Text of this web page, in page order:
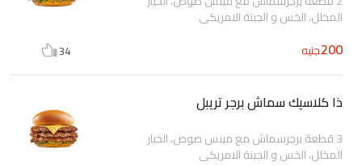
المخلل، الخس و الجبنة الامريكي
200جنيه 34
ذا كلاسيك سماش برجر تريبل
3 قطعة برجرسماش مع مينس صوص، الخيار
المخلل، الخس و الجبنة الامريكي